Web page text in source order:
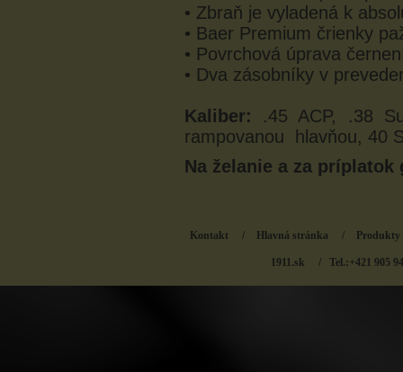
• Zbraň je vyladená k
• Baer Premium črienky
• Povrchová úprava
• Dva zásobníky v
Kaliber: .45 ACP, .38
rampovanou hlavňou, 40
Na želanie a za príplatok
Kontakt / Hlavná stránka / Produkty
1911.sk / Tel.:+421 905